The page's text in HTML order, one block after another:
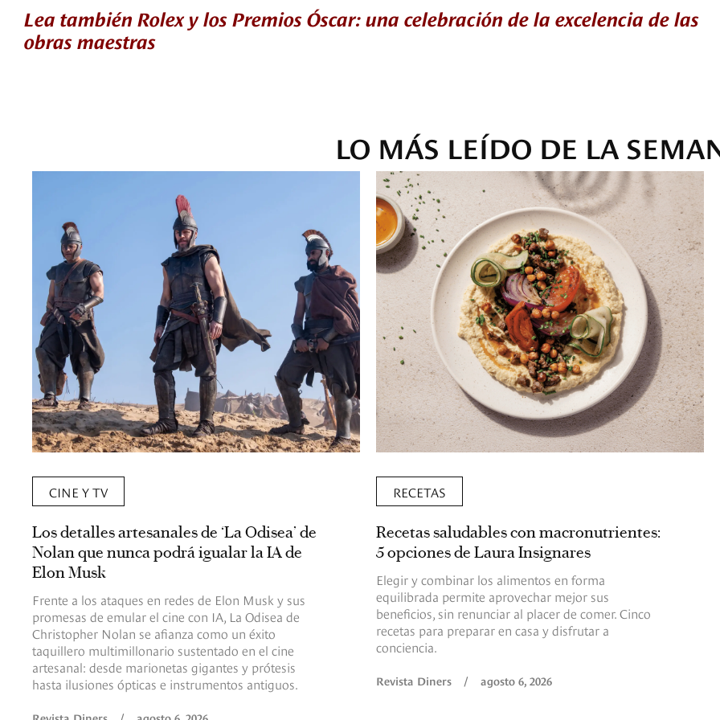
Lea también Rolex y los Premios Óscar: una celebración de la excelencia de las
obras maestras
LO MÁS LEÍDO DE LA
CINE Y TV
Los detalles artesanales de ‘La Odisea’ de
Nolan que nunca podrá igualar la IA de
Elon Musk
Frente a los ataques en redes de Elon Musk y sus
promesas de emular el cine con IA, La Odisea de
Christopher Nolan se afianza como un éxito
taquillero multimillonario sustentado en el cine
artesanal: desde marionetas gigantes y prótesis
hasta ilusiones ópticas e instrumentos antiguos.
RECETAS
Recetas saludables con macronutrientes:
5 opciones de Laura Insignares
Elegir y combinar los alimentos en forma
equilibrada permite aprovechar mejor sus
beneficios, sin renunciar al placer de comer. Cinco
recetas para preparar en casa y disfrutar a
conciencia.
Revista Diners / agosto 6, 2026